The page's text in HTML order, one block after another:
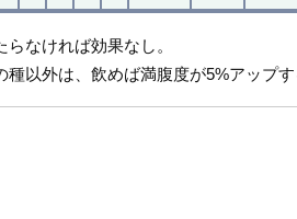
らなければ効果なし。
種以外は、飲めば満腹度が5%アップ